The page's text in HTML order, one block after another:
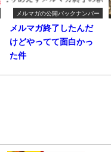
メルマガの公開バックナンバー
メルマガ終了したんだ
けどやってて面白かっ
た件